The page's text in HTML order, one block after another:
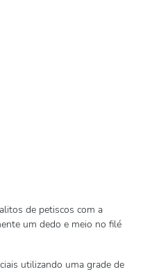
de petiscos com a
um dedo e meio no filé
utilizando uma grade de